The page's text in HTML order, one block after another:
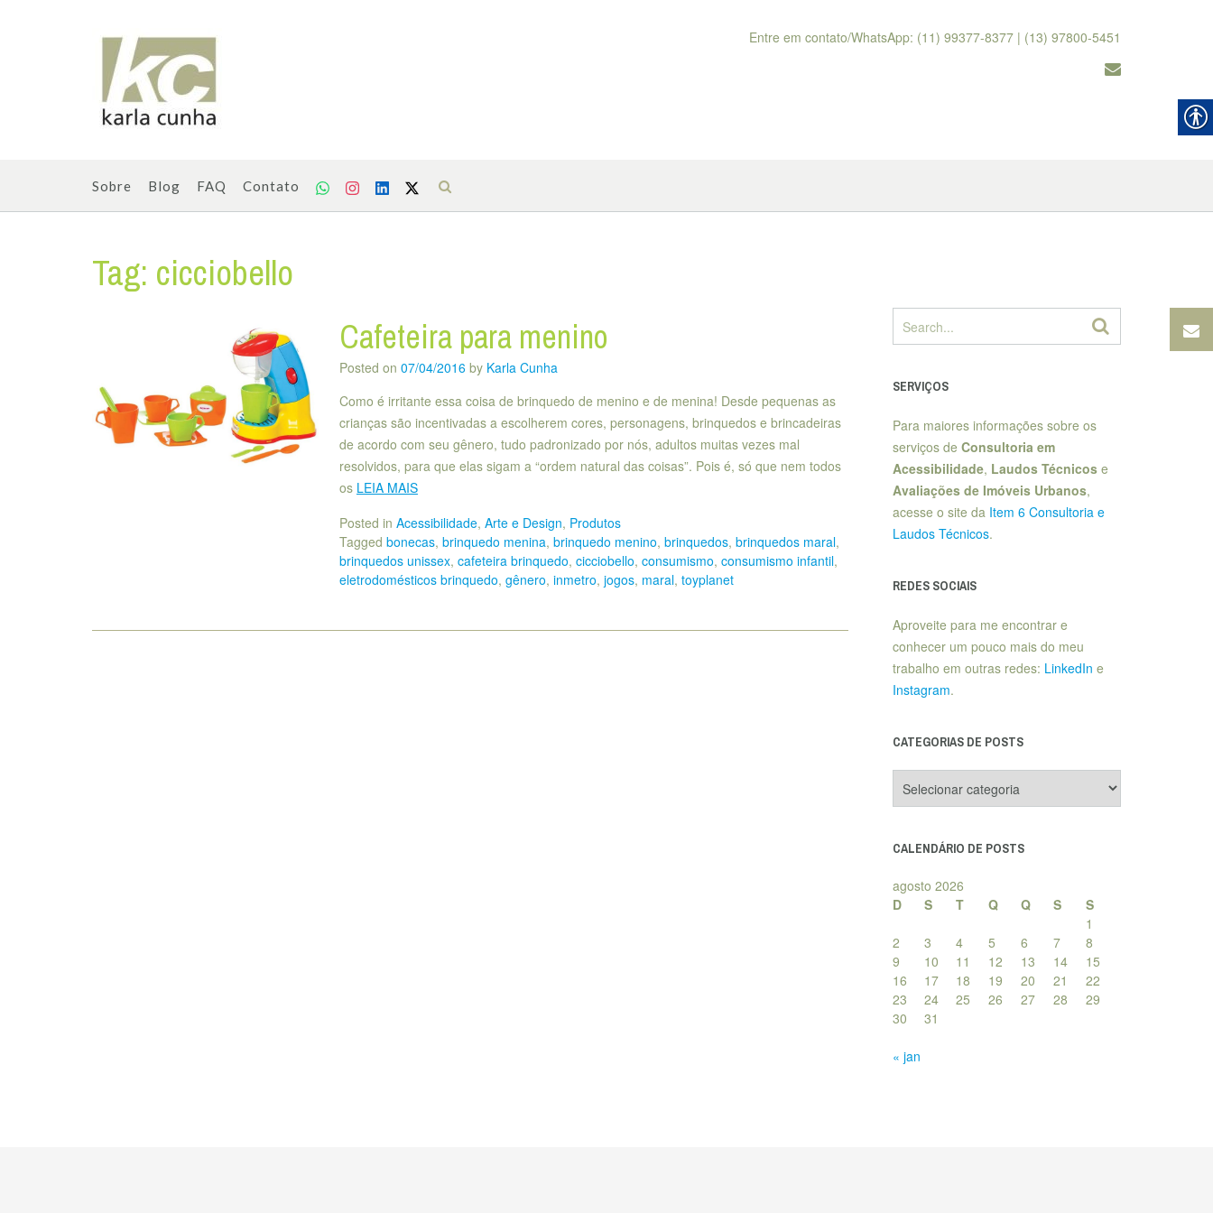
Entre em contato/WhatsApp: (11) 99377-8377 | (13) 97800-5451
Sobre Blog FAQ Contato
Tag: cicciobello
Cafeteira para menino
Posted on 07/04/2016by Karla Cunha
Como é irritante essa coisa de brinquedo de menino e de menina! Desde pequenas as
crianças são incentivadas a escolherem cores, personagens, brinquedos e brincadeiras
de acordo com seu gênero, tudo padronizado por nós, adultos muitas vezes mal
resolvidos, para que elas sigam a “ordem natural das coisas”. Pois é, só que nem todos
os LEIA MAIS
Posted in Acessibilidade, Arte e Design, Produtos
Tagged bonecas, brinquedo menina, brinquedo menino, brinquedos, brinquedos maral,
brinquedos unissex, cafeteira brinquedo, cicciobello, consumismo, consumismo infantil,
eletrodomésticos brinquedo, gênero, inmetro, jogos, maral, toyplanet
SERVIÇOS
Para maiores informações sobre os
serviços de Consultoria em
Acessibilidade, Laudos Técnicose
Avaliações de Imóveis Urbanos,
acesse o site da Item 6 Consultoria e
Laudos Técnicos.
REDES SOCIAIS
Aproveite para me encontrar e
conhecer um pouco mais do meu
trabalho em outras redes: LinkedIn e
Instagram.
CATEGORIAS DE POSTS
de
CALENDÁRIO DE POSTS
agosto 2026
D
S T Q Q S
S
1
2
3 4 5 6 7
8
9
10 11 12 13 14
15
16
17 18 19 20 21
22
23
24 25 26 27 28
29
30
31
« jan